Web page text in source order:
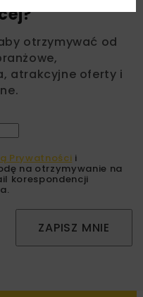
otrzymywać od
atrakcyjne oferty i
Prywatności i
na otrzymywanie na
korespondencji
ZAPISZ MNIE